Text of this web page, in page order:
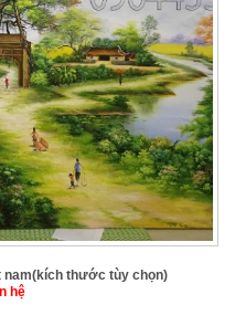
nam(kích thước tùy chọn)
hệ